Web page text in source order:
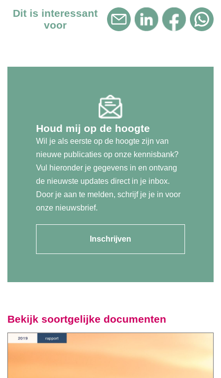
Dit is interessant
voor
Houd mij op de hoogte
Wil je als eerste op de hoogte zijn van
nieuwe publicaties op onze kennisbank?
Vul hieronder je gegevens in en ontvang
de nieuwste updates direct in je inbox.
Door je aan te melden, schrijf je je in voor
onze nieuwsbrief.
Inschrijven
Bekijk soortgelijke documenten